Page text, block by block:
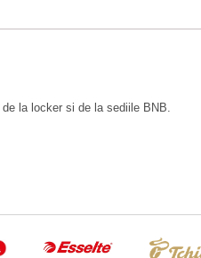
la locker si de la sediile BNB.